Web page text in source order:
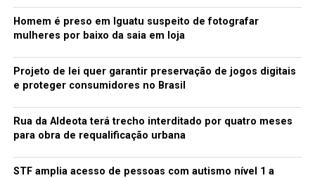
TÓPICOS RELACIONADOS:
A SEGUIR
Ministério da Saúde suspende transferência de recursos
para 469 Municípios
NÃO PERCA
Mega-Sena acumula e prêmio pode chegar a R$ 15
milhões
Homem é preso em Iguatu suspeito de fotografar
mulheres por baixo da saia em loja
Projeto de lei quer garantir preservação de jogos digitais
e proteger consumidores no Brasil
Rua da Aldeota terá trecho interditado por quatro meses
para obra de requalificação urbana
STF amplia acesso de pessoas com autismo nível 1 a